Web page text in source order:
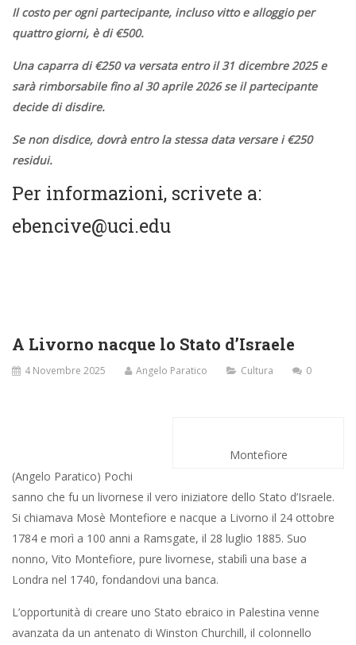
Il costo per ogni partecipante, incluso vitto e alloggio per
quattro giorni, è di €500.
Una caparra di €250 va versata entro il 31 dicembre 2025 e
sarà rimborsabile fino al 30 aprile 2026 se il partecipante
decide di disdire.
Se non disdice, dovrà entro la stessa data versare i €250
residui.
Per informazioni, scrivete a:
ebencive@uci.edu
A Livorno nacque lo Stato d’Israele
4 Novembre 2025 Angelo Paratico Cultura 0
Montefiore
(Angelo Paratico) Pochi
sanno che fu un livornese il vero iniziatore dello Stato d’Israele.
Si chiamava Mosè Montefiore e nacque a Livorno il 24 ottobre
1784 e morì a 100 anni a Ramsgate, il 28 luglio 1885. Suo
nonno, Vito Montefiore, pure livornese, stabilì una base a
Londra nel 1740, fondandovi una banca.
L’opportunità di creare uno Stato ebraico in Palestina venne
avanzata da un antenato di Winston Churchill, il colonnello